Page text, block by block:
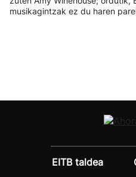
musikagintzak ez du haren
EITB taldea